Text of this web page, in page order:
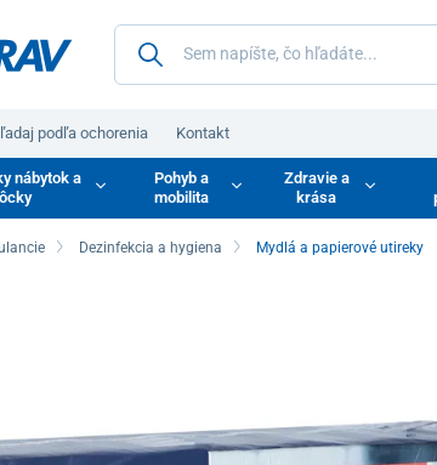
podľa ochorenia Kontakt
nábytok a
Pohyb a
mobilita
Zdravie a
krása
Dezinfekcia a hygiena Mydlá a papierové utireky